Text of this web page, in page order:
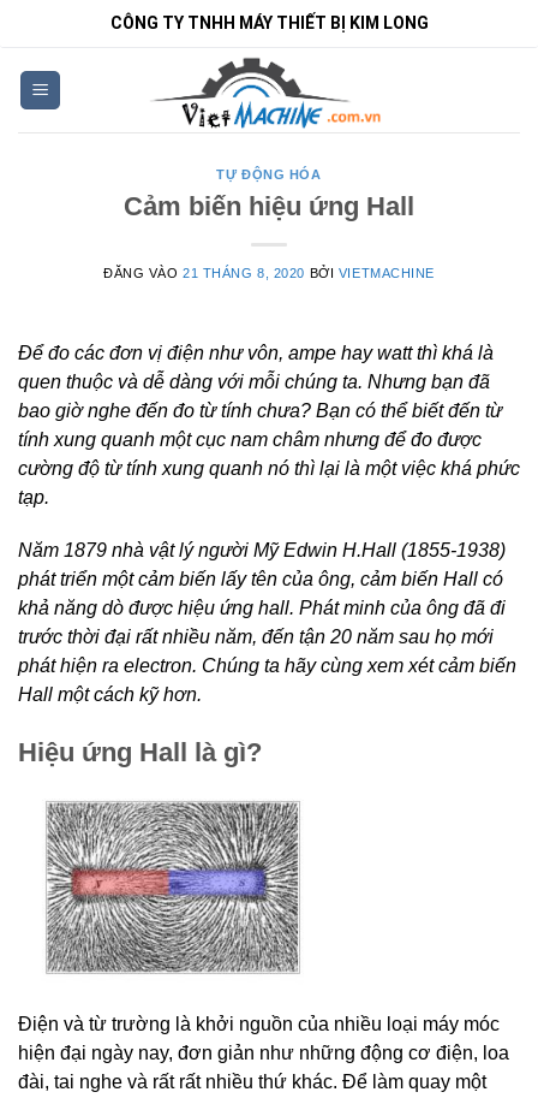
nội
dung
CÔNG TY TNHH MÁY THIẾT BỊ KIM LONG
TỰ ĐỘNG HÓA
Cảm biến hiệu ứng Hall
ĐĂNG VÀO21 THÁNG 8, 2020 BỞI VIETMACHINE
Để đo các đơn vị điện như vôn, ampe hay watt thì khá là
quen thuộc và dễ dàng với mỗi chúng ta. Nhưng bạn đã
bao giờ nghe đến đo từ tính chưa? Bạn có thể biết đến từ
tính xung quanh một cục nam châm nhưng để đo được
cường độ từ tính xung quanh nó thì lại là một việc khá phức
tạp.
Năm 1879 nhà vật lý người Mỹ Edwin H.Hall (1855-1938)
phát triển một cảm biến lấy tên của ông, cảm biến Hall có
khả năng dò được hiệu ứng hall. Phát minh của ông đã đi
trước thời đại rất nhiều năm, đến tận 20 năm sau họ mới
phát hiện ra electron. Chúng ta hãy cùng xem xét cảm biến
Hall một cách kỹ hơn.
Hiệu ứng Hall là gì?
Điện và từ trường là khởi nguồn của nhiều loại máy móc
hiện đại ngày nay, đơn giản như những động cơ điện, loa
đài, tai nghe và rất rất nhiều thứ khác. Để làm quay một